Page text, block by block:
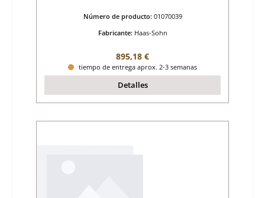
Número de producto: 01070039
Fabricante: Haas-Sohn
Precio normal:
895,18 €
tiempo de entrega aprox. 2-3 semanas
Detalles